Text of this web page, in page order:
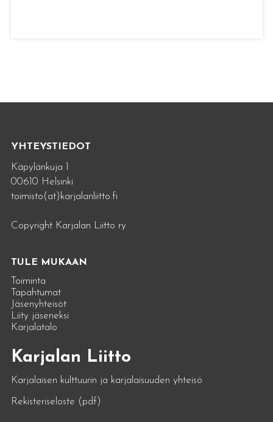
YHTEYSTIEDOT
Käpylänkuja 1
00610 Helsinki
toimisto(at)karjalanliitto.fi
Copyright Karjalan Liitto ry
TULE MUKAAN
Toiminta
Tapahtumat
Jäsenyhteisöt
Liity jäseneksi
Karjalatalo
Karjalan Liitto
Karjalaisen kulttuurin ja karjalaisuuden yhteisö
Rekisteriseloste (pdf)